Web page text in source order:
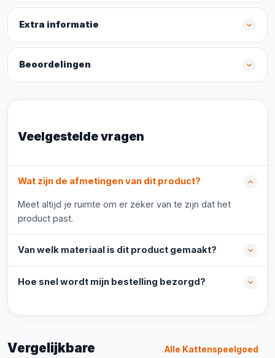
Extra informatie
Beoordelingen
Veelgestelde vragen
Wat zijn de afmetingen van dit product?
Meet altijd je ruimte om er zeker van te zijn dat het
product past.
Van welk materiaal is dit product gemaakt?
Hoe snel wordt mijn bestelling bezorgd?
Vergelijkbare
Alle Kattenspeelgoed